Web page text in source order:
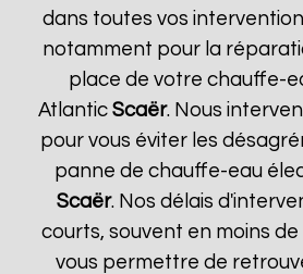
dans toutes vos
notamment pour la
place de votre chauffe-
Atlantic Scaër. Nous
pour vous éviter les
panne de chauffe-eau
Scaër. Nos délais
courts, souvent en moins
vous permettre de